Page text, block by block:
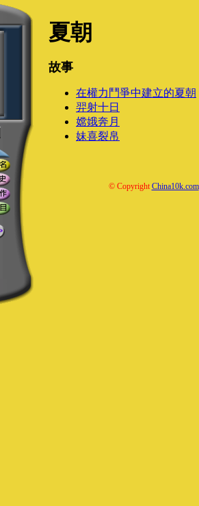
夏朝
故事
在權力鬥爭中建立的夏朝
羿射十日
嫦娥奔月
妹喜裂帛
© CopyrightChina10k.com